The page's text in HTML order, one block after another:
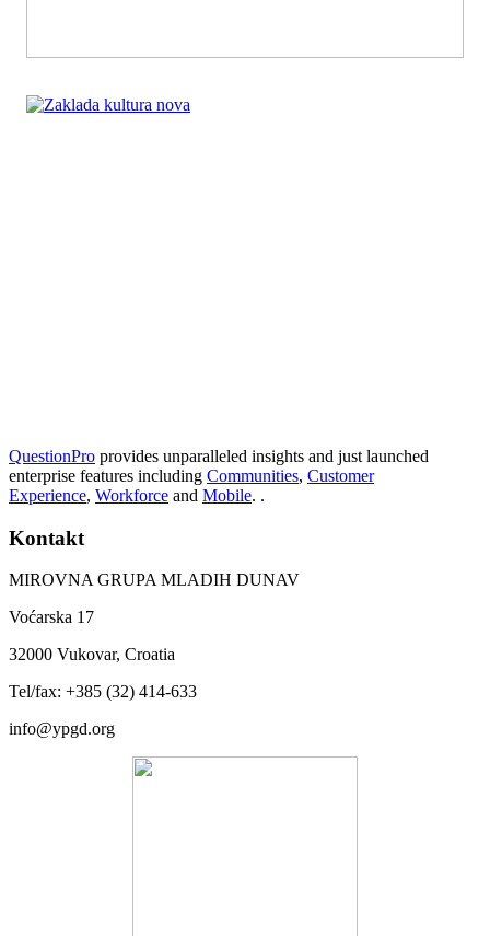
QuestionPro provides unparalleled insights and just launched
enterprise features including Communities, Customer
Experience, Workforce and Mobile. .
Kontakt
MIROVNA GRUPA MLADIH DUNAV
Voćarska 17
32000 Vukovar, Croatia
Tel/fax: +385 (32) 414-633
info@ypgd.org